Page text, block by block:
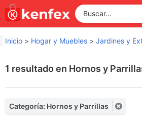
Inicio > Hogar y Muebles > Jardines y
1 resultado en Hornos y
Categoría: Hornos y Parrillas